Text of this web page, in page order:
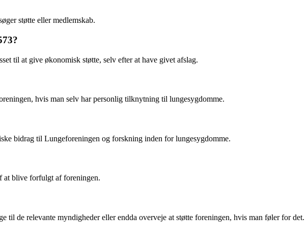
støtte eller medlemskab.
til at give økonomisk støtte, selv efter at have givet afslag.
hvis man selv har personlig tilknytning til lungesygdomme.
bidrag til Lungeforeningen og forskning inden for lungesygdomme.
at blive forfulgt af foreningen.
til de relevante myndigheder eller endda overveje at støtte foreningen, hvis man føler for det.